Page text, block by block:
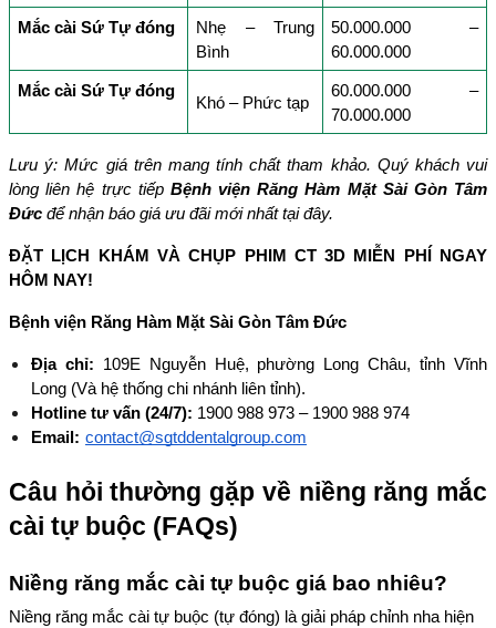
Mắc cài Sứ Tự đóng
Nhẹ – Trung
Bình
50.000.000 –
60.000.000
Mắc cài Sứ Tự đóng
Khó – Phức tạp
60.000.000 –
70.000.000
Lưu ý: Mức giá trên mang tính chất tham khảo. Quý khách vui
lòng liên hệ trực tiếp Bệnh viện Răng Hàm Mặt Sài Gòn Tâm
Đức để nhận báo giá ưu đãi mới nhất tại đây.
ĐẶT LỊCH KHÁM VÀ CHỤP PHIM CT 3D MIỄN PHÍ NGAY
HÔM NAY!
Bệnh viện Răng Hàm Mặt Sài Gòn Tâm Đức
Địa chỉ: 109E Nguyễn Huệ, phường Long Châu, tỉnh Vĩnh
Long (Và hệ thống chi nhánh liên tỉnh).
Hotline tư vấn (24/7): 1900 988 973 – 1900 988 974
Email: contact@sgtddentalgroup.com
Câu hỏi thường gặp về niềng răng mắc
cài tự buộc (FAQs)
Niềng răng mắc cài tự buộc giá bao nhiêu?
Niềng răng mắc cài tự buộc (tự đóng) là giải pháp chỉnh nha hiện